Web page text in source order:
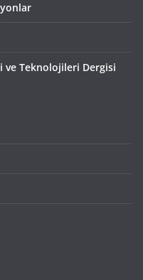
ve Teknolojileri Dergisi